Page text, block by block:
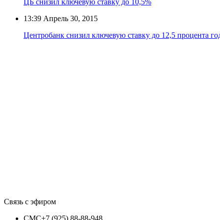
13:39 Апрель 30, 2015
Центробанк снизил ключевую ставку до 12,5 процента
Связь с эфиром
СМС+7 (925) 88-88-948